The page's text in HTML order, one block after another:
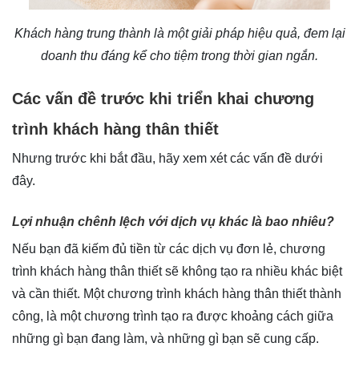
Khách hàng trung thành là một giải pháp hiệu quả, đem lại
doanh thu đáng kể cho tiệm trong thời gian ngắn.
Các vấn đề trước khi triển khai chương
trình khách hàng thân thiết
Nhưng trước khi bắt đầu, hãy xem xét các vấn đề dưới
đây.
Lợi nhuận chênh lệch với dịch vụ khác là bao nhiêu?
Nếu bạn đã kiếm đủ tiền từ các dịch vụ đơn lẻ, chương
trình khách hàng thân thiết sẽ không tạo ra nhiều khác biệt
và cần thiết. Một chương trình khách hàng thân thiết thành
công, là một chương trình tạo ra được khoảng cách giữa
những gì bạn đang làm, và những gì bạn sẽ cung cấp.